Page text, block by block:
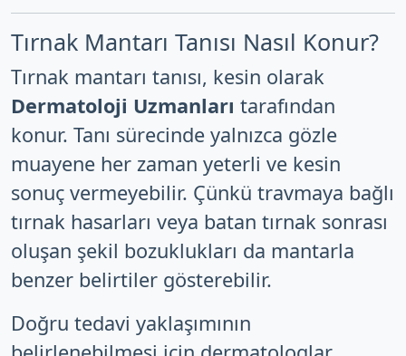
Tırnak Mantarı Tanısı Nasıl Konur?
Tırnak mantarı tanısı, kesin olarak
Dermatoloji Uzmanları tarafından
konur. Tanı sürecinde yalnızca gözle
muayene her zaman yeterli ve kesin
sonuç vermeyebilir. Çünkü travmaya bağlı
tırnak hasarları veya batan tırnak sonrası
oluşan şekil bozuklukları da mantarla
benzer belirtiler gösterebilir.
Doğru tedavi yaklaşımının